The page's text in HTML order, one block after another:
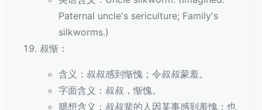
Paternal uncle's sericulture; Family's
silkworms.)
叔惭：
含义：叔叔感到惭愧；令叔叔蒙羞。
字面含义：叔叔，惭愧。
臆想含义：叔叔辈的人因某事感到羞愧；也